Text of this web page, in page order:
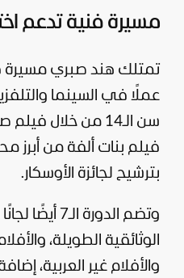
مسيرة فنية تدعم
عملًا في السينما
سن الـ14 من خلال
فيلم بنات ألفة من أبرز
بترشيح لجائزة الأوسكار.
وتضم الدورة
الوثائقية الطويلة،
والأفلام غير العربية،